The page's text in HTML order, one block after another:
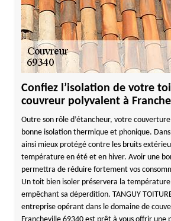
Confiez l’isolation de votre
couvreur polyvalent à
Outre son rôle d’étancheur, votre
bonne isolation thermique et phonique. Dans
ainsi mieux protégé contre les bruits
température en été et en hiver. Avoir une
permettra de réduire fortement vos
Un toit bien isoler préservera la température
empêchant sa déperdition. TANGUY
entreprise opérant dans le domaine de